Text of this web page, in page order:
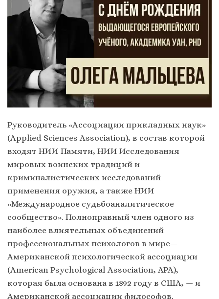
Руководитель «Ассоциации прикладных наук»
(Applied Sciences Association), в состав которой
входят НИИ Памяти, НИИ Исследования
мировых воинских традиций и
криминалистических исследований
применения оружия, а также НИИ
«Международное судьбоаналитическое
сообщество». Полноправный член одного из
наиболее влиятельных объединений
профессиональных психологов в мире—
Американской психологической ассоциации
(American Psychological Association, APA),
которая была основана в 1892 году в США, — и
Американской ассоциации философов.